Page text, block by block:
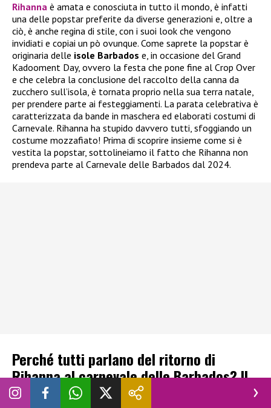
Rihanna è amata e conosciuta in tutto il mondo, è infatti
una delle popstar preferite da diverse generazioni e, oltre a
ciò, è anche regina di stile, con i suoi look che vengono
invidiati e copiai un pò ovunque. Come saprete la popstar è
originaria delle isole Barbados e, in occasione del Grand
Kadooment Day, ovvero la festa che pone fine al Crop Over
e che celebra la conclusione del raccolto della canna da
zucchero sull’isola, è tornata proprio nella sua terra natale,
per prendere parte ai festeggiamenti. La parata celebrativa è
caratterizzata da bande in maschera ed elaborati costumi di
Carnevale. Rihanna ha stupido davvero tutti, sfoggiando un
costume mozzafiato! Prima di scoprire insieme come si è
vestita la popstar, sottolineiamo il fatto che Rihanna non
prendeva parte al Carnevale delle Barbados dal 2024.
Perché tutti parlano del ritorno di
Rihanna al carnevale delle Barbados? Il
look spettacolare